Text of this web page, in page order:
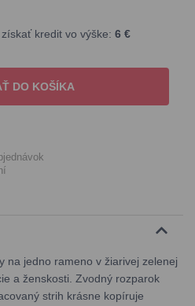
kredit vo výške: 6 €
DO KOŠÍKA
na jedno rameno v žiarivej zelenej
a ženskosti. Zvodný rozparok
strih krásne kopíruje